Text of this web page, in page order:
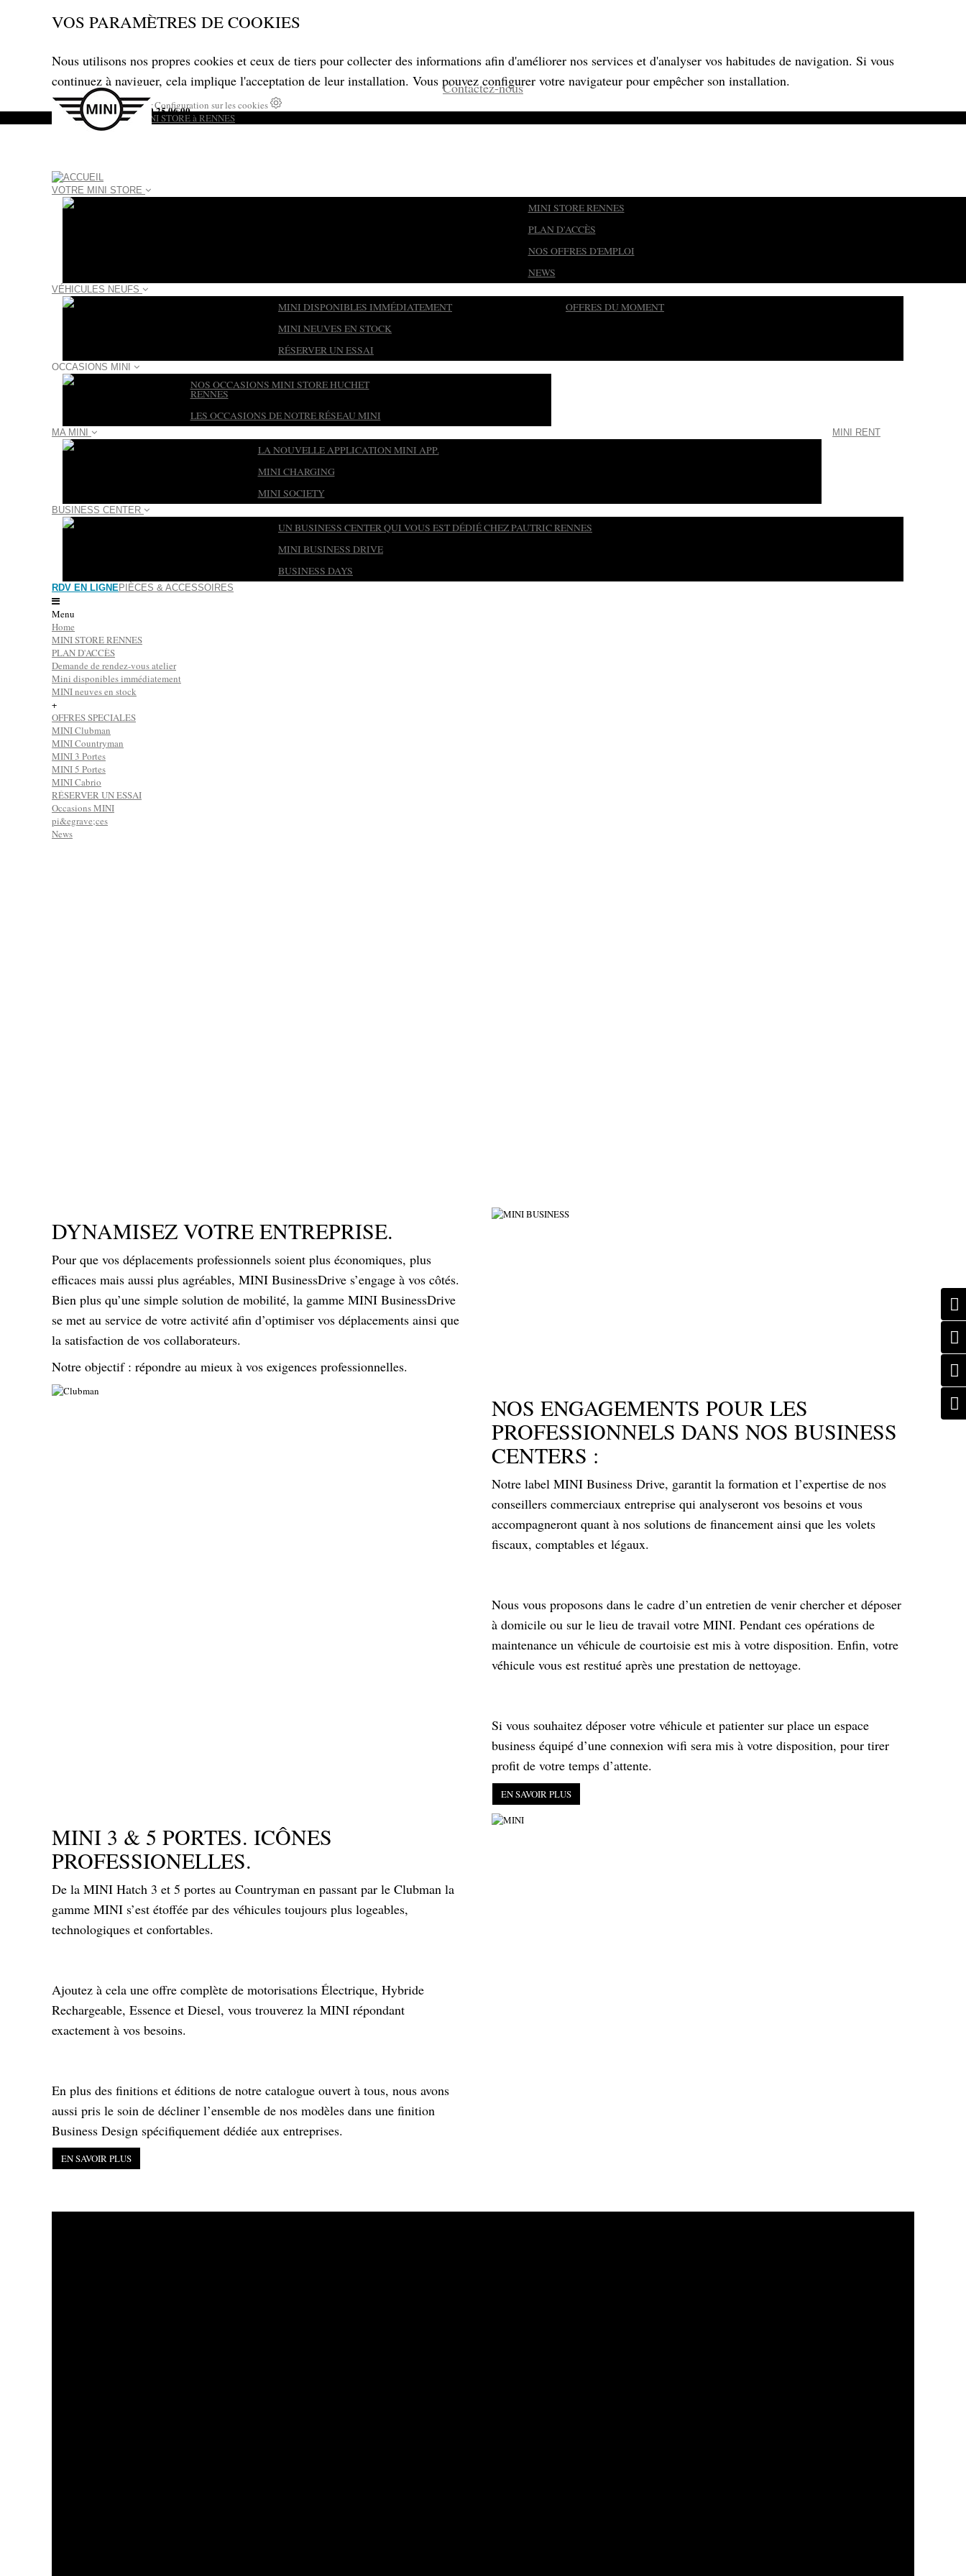
VOS PARAMÈTRES DE COOKIES
Nous utilisons nos propres cookies et ceux de tiers pour collecter des informations afin d'améliorer nos services et d'analyser vos habitudes de navigation. Si vous
continuez à naviguer, cela implique l'acceptation de leur installation. Vous pouvez configurer votre navigateur pour empêcher son installation.
Tout accepterTout refuserConfiguration sur les cookies
Contactez-nous
Appelez-nous au :02 99 25 06 00
VOTRE MINI STORE
MINI STORE RENNES
PLAN D'ACCÈS
NOS OFFRES D'EMPLOI
NEWS
VÉHICULES NEUFS
MINI DISPONIBLES IMMÉDIATEMENT
MINI NEUVES EN STOCK
RÉSERVER UN ESSAI
OFFRES DU MOMENT
OCCASIONS MINI
NOS OCCASIONS MINI STORE HUCHET
RENNES
LES OCCASIONS DE NOTRE RÉSEAU MINI
MA MINI
LA NOUVELLE APPLICATION MINI APP.
MINI CHARGING
MINI SOCIETY
MINI RENT
BUSINESS CENTER
UN BUSINESS CENTER QUI VOUS EST DÉDIÉ CHEZ PAUTRIC RENNES
MINI BUSINESS DRIVE
BUSINESS DAYS
RDV EN LIGNEPIÈCES & ACCESSOIRES
Menu
Home
MINI STORE RENNES
PLAN D'ACCÈS
Demande de rendez-vous atelier
Mini disponibles immédiatement
MINI neuves en stock
+
OFFRES SPECIALES
MINI Clubman
MINI Countryman
MINI 3 Portes
MINI 5 Portes
MINI Cabrio
RÉSERVER UN ESSAI
Occasions MINI
pi&egrave;ces
News
DYNAMISEZ VOTRE ENTREPRISE.
Pour que vos déplacements professionnels soient plus économiques, plus
efficaces mais aussi plus agréables, MINI BusinessDrive s’engage à vos côtés.
Bien plus qu’une simple solution de mobilité, la gamme MINI BusinessDrive
se met au service de votre activité afin d’optimiser vos déplacements ainsi que
la satisfaction de vos collaborateurs.
Notre objectif : répondre au mieux à vos exigences professionnelles.
NOS ENGAGEMENTS POUR LES
PROFESSIONNELS DANS NOS BUSINESS
CENTERS :
Notre label MINI Business Drive, garantit la formation et l’expertise de nos
conseillers commerciaux entreprise qui analyseront vos besoins et vous
accompagneront quant à nos solutions de financement ainsi que les volets
fiscaux, comptables et légaux.
Nous vous proposons dans le cadre d’un entretien de venir chercher et déposer
à domicile ou sur le lieu de travail votre MINI. Pendant ces opérations de
maintenance un véhicule de courtoisie est mis à votre disposition. Enfin, votre
véhicule vous est restitué après une prestation de nettoyage.
Si vous souhaitez déposer votre véhicule et patienter sur place un espace
business équipé d’une connexion wifi sera mis à votre disposition, pour tirer
profit de votre temps d’attente.
EN SAVOIR PLUS
MINI 3 & 5 PORTES. ICÔNES
PROFESSIONELLES.
De la MINI Hatch 3 et 5 portes au Countryman en passant par le Clubman la
gamme MINI s’est étoffée par des véhicules toujours plus logeables,
technologiques et confortables.
Ajoutez à cela une offre complète de motorisations Électrique, Hybride
Rechargeable, Essence et Diesel, vous trouverez la MINI répondant
exactement à vos besoins.
En plus des finitions et éditions de notre catalogue ouvert à tous, nous avons
aussi pris le soin de décliner l’ensemble de nos modèles dans une finition
Business Design spécifiquement dédiée aux entreprises.
EN SAVOIR PLUS